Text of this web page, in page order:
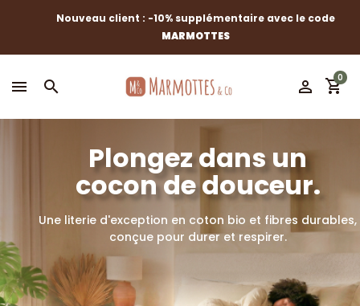
Nouveau client : -10% supplémentaire avec le code
MARMOTTES
search
menu perm_identity shopping_cart
0
Plongez dans un
cocon de douceur.
Une literie d'exception en coton bio et fibres durables,
conçue pour durer et respirer.